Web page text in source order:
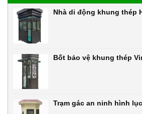
Nhà di động khung thép
Bốt bảo vệ khung thép
Trạm gác an ninh hình